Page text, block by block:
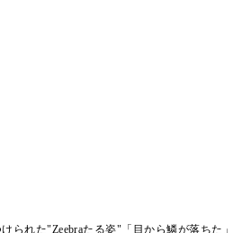
られた"Zeebraたる姿"「目から鱗が落ちた」